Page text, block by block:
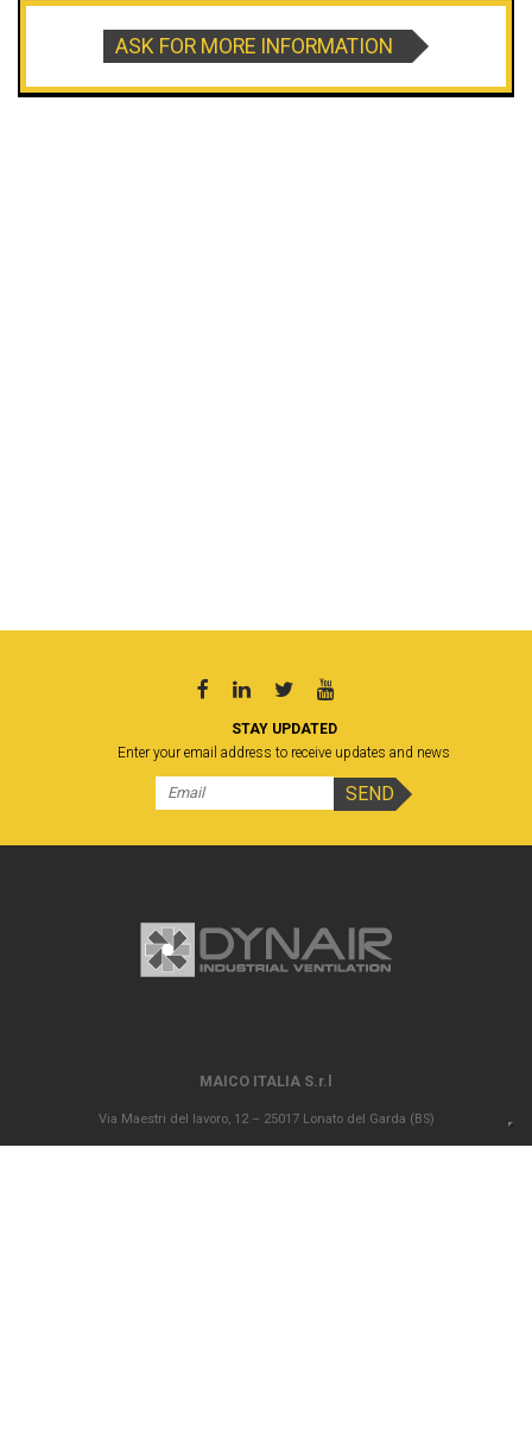
ASK FOR MORE INFORMATION
STAY UPDATED
Enter your email address to receive updates and news
MAICO ITALIA S.r.l
Via Maestri del lavoro, 12 – 25017 Lonato del Garda (BS)